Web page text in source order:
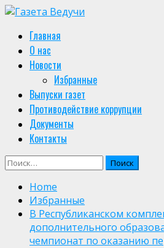
Skip
content
Primary
Menu
Главная
О нас
Новости
Избранные
Выпуски газет
Противодействие коррупции
Документы
Контакты
Найти:
Home
Избранные
В Республиканском
дополнительного
чемпионат по оказанию